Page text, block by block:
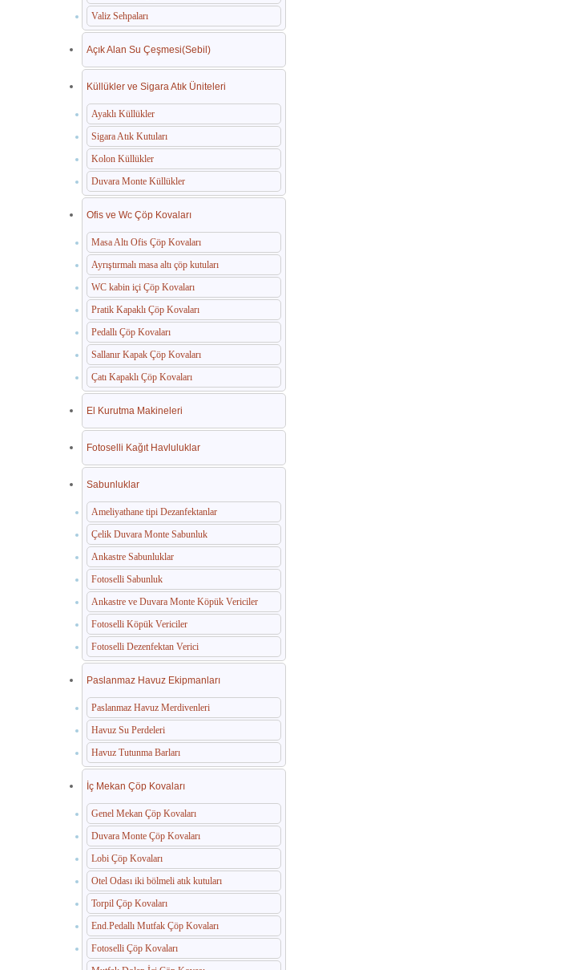
Valiz Sehpaları
Açık Alan Su Çeşmesi(Sebil)
Küllükler ve Sigara Atık Üniteleri
Ayaklı Küllükler
Sigara Atık Kutuları
Kolon Küllükler
Duvara Monte Küllükler
Ofis ve Wc Çöp Kovaları
Masa Altı Ofis Çöp Kovaları
Ayrıştırmalı masa altı çöp kutuları
WC kabin içi Çöp Kovaları
Pratik Kapaklı Çöp Kovaları
Pedallı Çöp Kovaları
Sallanır Kapak Çöp Kovaları
Çatı Kapaklı Çöp Kovaları
El Kurutma Makineleri
Fotoselli Kağıt Havluluklar
Sabunluklar
Ameliyathane tipi Dezanfektanlar
Çelik Duvara Monte Sabunluk
Ankastre Sabunluklar
Fotoselli Sabunluk
Ankastre ve Duvara Monte Köpük Vericiler
Fotoselli Köpük Vericiler
Fotoselli Dezenfektan Verici
Paslanmaz Havuz Ekipmanları
Paslanmaz Havuz Merdivenleri
Havuz Su Perdeleri
Havuz Tutunma Barları
İç Mekan Çöp Kovaları
Genel Mekan Çöp Kovaları
Duvara Monte Çöp Kovaları
Lobi Çöp Kovaları
Otel Odası iki bölmeli atık kutuları
Torpil Çöp Kovaları
End.Pedallı Mutfak Çöp Kovaları
Fotoselli Çöp Kovaları